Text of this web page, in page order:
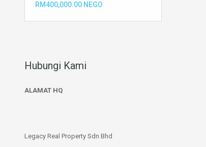
RM400,000.00 NEGO
Hubungi Kami
ALAMAT HQ
Legacy Real Property Sdn Bhd